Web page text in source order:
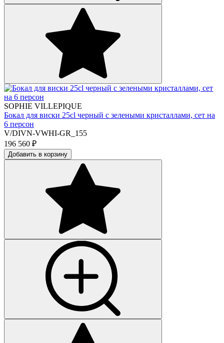
SOPHIE VILLEPIQUE
Бокал для виски 25cl черный с зелеными кристаллами, сет на
6 персон
V/DIVN-VWHI-GR_155
196 560 ₽
Добавить в корзину